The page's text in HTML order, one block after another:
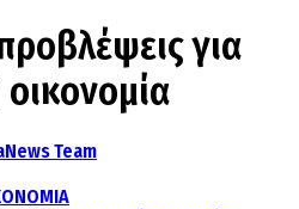
για
Team